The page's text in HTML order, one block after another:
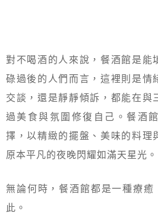
對不喝酒的人來說，餐酒館是能
碌過後的人們而言，這裡則是情
交談，還是靜靜傾訴，都能在與
過美食與氛圍修復自己。餐酒
擇，以精緻的擺盤、美味的料理
原本平凡的夜晚閃耀如滿天星光。
無論何時，餐酒館都是一種療癒
此。